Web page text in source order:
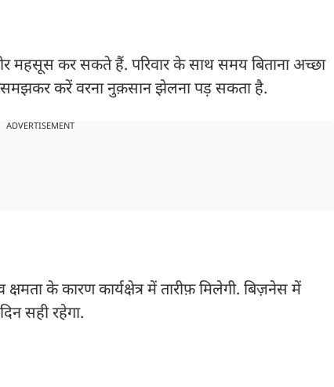
कर सकते हैं. परिवार के साथ समय बिताना अच्छा
समझकर करें वरना नुक़सान झेलना पड़ सकता है.
ADVERTISEMENT
के कारण कार्यक्षेत्र में तारीफ़ मिलेगी. बिज़नेस में
सही रहेगा.